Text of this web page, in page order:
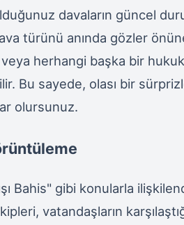
davaların güncel
türünü anında gözler
veya herhangi başka bir
Bu sayede, olası bir
olursunuz.
Bahis" gibi konularla
vatandaşların